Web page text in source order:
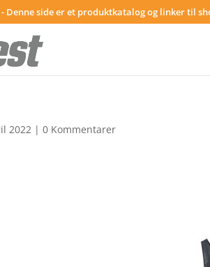
- Denne side er et produktkatalog og linker til
2022 |0 Kommentarer